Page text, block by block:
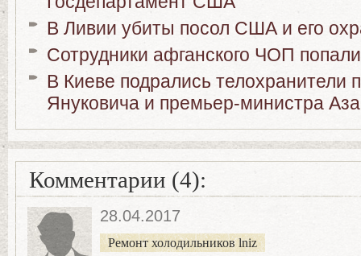
В Ливии убиты посол США и его
Сотрудники афганского ЧОП
В Киеве подрались телохранители
Януковича и премьер-министра
Комментарии (4):
28.04.2017
Ремонт холодильников lniz